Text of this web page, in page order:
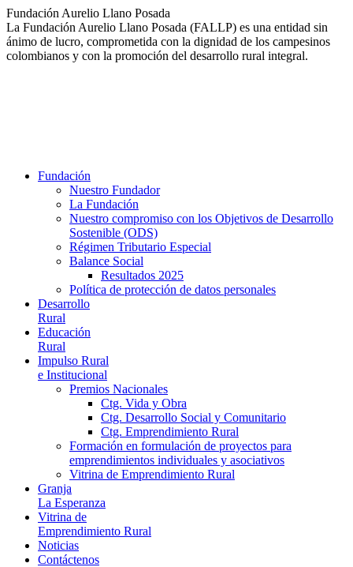
Saltar
al
contenido
Fundación Aurelio Llano Posada
La Fundación Aurelio Llano Posada (FALLP) es una entidad sin
ánimo de lucro, comprometida con la dignidad de los campesinos
colombianos y con la promoción del desarrollo rural integral.
Fundación
Nuestro Fundador
La Fundación
Nuestro compromiso con los Objetivos de Desarrollo
Sostenible (ODS)
Régimen Tributario Especial
Balance Social
Resultados 2025
Política de protección de datos personales
Desarrollo
Rural
Educación
Rural
Impulso Rural
e Institucional
Premios Nacionales
Ctg. Vida y Obra
Ctg. Desarrollo Social y Comunitario
Ctg. Emprendimiento Rural
Formación en formulación de proyectos para
emprendimientos individuales y asociativos
Vitrina de Emprendimiento Rural
Granja
La Esperanza
Vitrina de
Emprendimiento Rural
Noticias
Contáctenos